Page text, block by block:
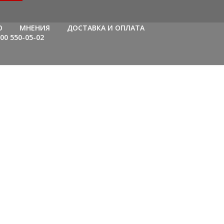
МНЕНИЯ
ДОСТАВКА И ОПЛАТА
550-05-02